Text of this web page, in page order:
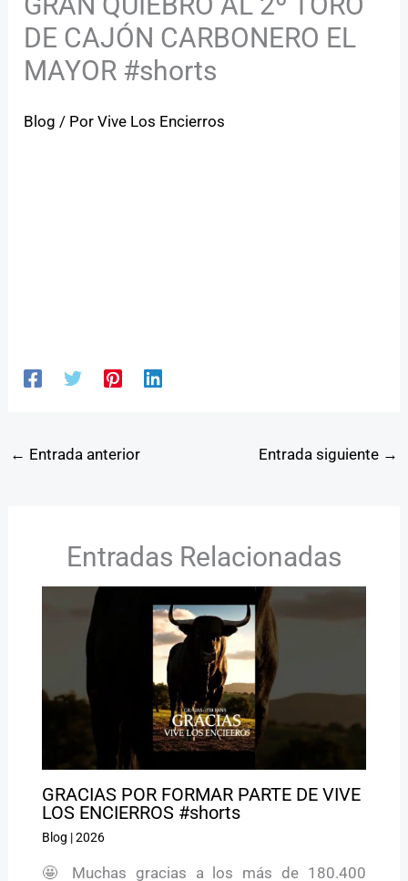
DE CAJÓN CARBONERO EL
MAYOR #shorts
Blog / PorVive Los Encierros
← Entrada anterior Entrada siguiente →
Entradas Relacionadas
GRACIAS POR FORMAR PARTE DE VIVE
LOS ENCIERROS #shorts
Blog |2026
🤩 Muchas gracias a los más de 180.400